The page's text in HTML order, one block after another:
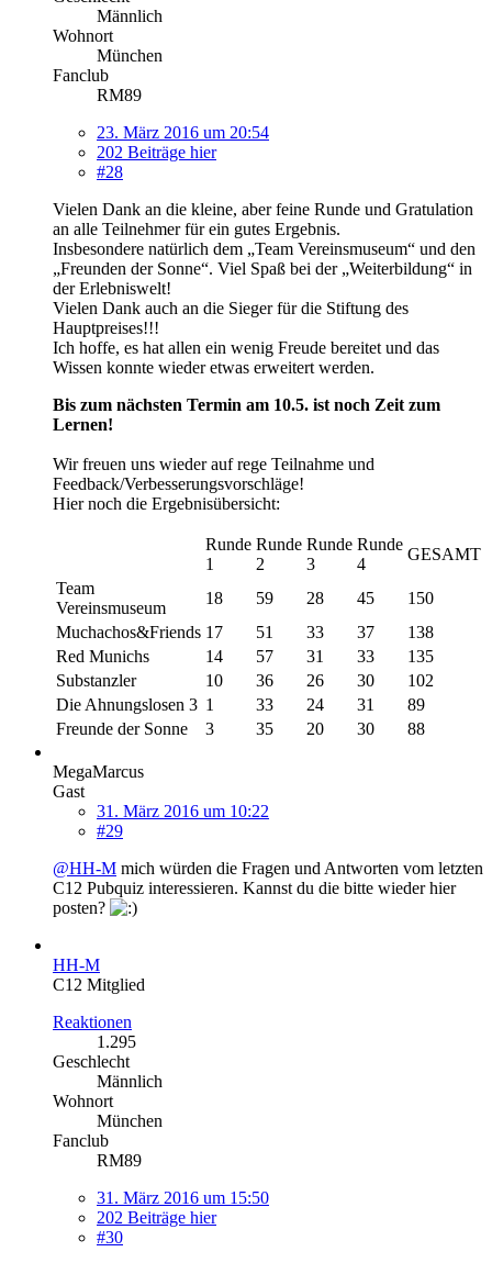
Männlich
Wohnort
München
Fanclub
RM89
23. März 2016 um 20:54
202 Beiträge hier
#28
Vielen Dank an die kleine, aber feine Runde und Gratulation
an alle Teilnehmer für ein gutes Ergebnis.
Insbesondere natürlich dem „Team Vereinsmuseum“ und den
„Freunden der Sonne“. Viel Spaß bei der „Weiterbildung“ in
der Erlebniswelt!
Vielen Dank auch an die Sieger für die Stiftung des
Hauptpreises!!!
Ich hoffe, es hat allen ein wenig Freude bereitet und das
Wissen konnte wieder etwas erweitert werden.
Bis zum nächsten Termin am 10.5. ist noch Zeit zum
Lernen!
Wir freuen uns wieder auf rege Teilnahme und
Feedback/Verbesserungsvorschläge!
Hier noch die Ergebnisübersicht:
Runde
1
Runde
2
Runde
3
Runde
4
GESAMT
Team
Vereinsmuseum
18 59 28 45
150
Muchachos&Friends 17 51 33 37
138
Red Munichs
14 57 31 33
135
Substanzler
10 36 26 30
102
Die Ahnungslosen 3 1 33 24 31
89
Freunde der Sonne
3 35 20 30 88
MegaMarcus
Gast
31. März 2016 um 10:22
#29
@HH-M mich würden die Fragen und Antworten vom letzten
C12 Pubquiz interessieren. Kannst du die bitte wieder hier
posten?
HH-M
C12 Mitglied
Reaktionen
1.295
Geschlecht
Männlich
Wohnort
München
Fanclub
RM89
31. März 2016 um 15:50
202 Beiträge hier
#30